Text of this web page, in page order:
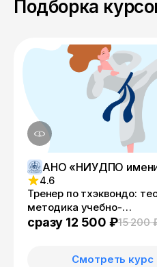
Подборка
4.6
Тренер по тхэквондо:
методика учебно-
тренировочного
сразу 12 500 ₽15 200
Смотреть курс